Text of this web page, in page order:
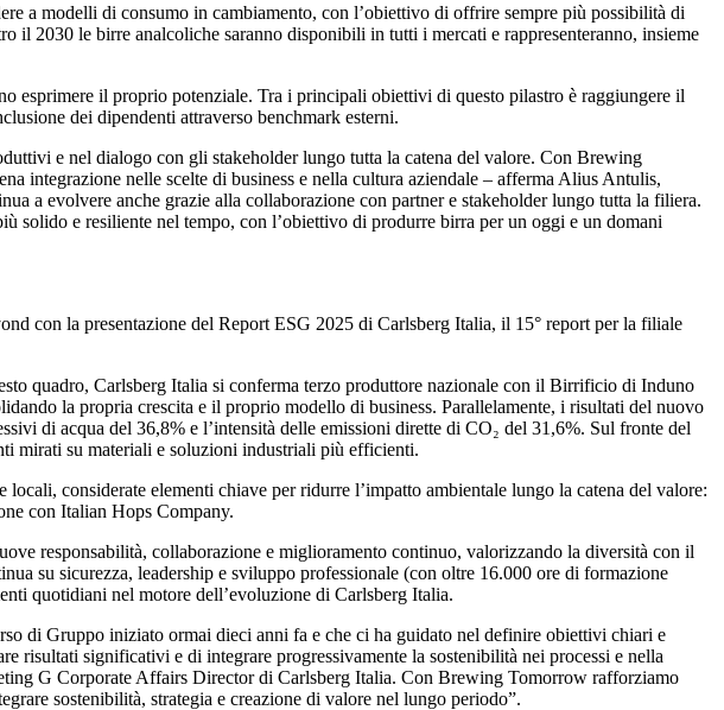
a modelli di consumo in cambiamento, con l’obiettivo di offrire sempre più possibilità di
il 2030 le birre analcoliche saranno disponibili in tutti i mercati e rappresenteranno, insieme
esprimere il proprio potenziale. Tra i principali obiettivi di questo pilastro è raggiungere il
dei dipendenti attraverso benchmark esterni.
e nel dialogo con gli stakeholder lungo tutta la catena del valore. Con Brewing
integrazione nelle scelte di business e nella cultura aziendale – afferma Alius Antulis,
a evolvere anche grazie alla collaborazione con partner e stakeholder lungo tutta la filiera.
solido e resiliente nel tempo, con l’obiettivo di produrre birra per un oggi e un domani
con la presentazione del Report ESG 2025 di Carlsberg Italia, il 15° report per la filiale
quadro, Carlsberg Italia si conferma terzo produttore nazionale con il Birrificio di Induno
la propria crescita e il proprio modello di business. Parallelamente, i risultati del nuovo
di acqua del 36,8% e l’intensità delle emissioni dirette di CO₂ del 31,6%. Sul fronte del
mirati su materiali e soluzioni industriali più efficienti.
considerate elementi chiave per ridurre l’impatto ambientale lungo la catena del valore:
con Italian Hops Company.
responsabilità, collaborazione e miglioramento continuo, valorizzando la diversità con il
su sicurezza, leadership e sviluppo professionale (con oltre 16.000 ore di formazione
quotidiani nel motore dell’evoluzione di Carlsberg Italia.
di Gruppo iniziato ormai dieci anni fa e che ci ha guidato nel definire obiettivi chiari e
risultati significativi e di integrare progressivamente la sostenibilità nei processi e nella
G Corporate Affairs Director di Carlsberg Italia. Con Brewing Tomorrow rafforziamo
sostenibilità, strategia e creazione di valore nel lungo periodo”.